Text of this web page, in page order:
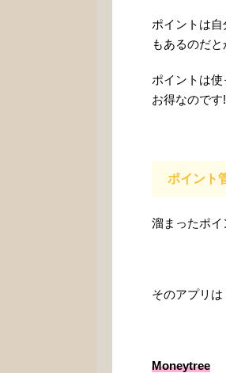
ポイントは
もあるのだと
ポイントは
お得なのです!
ポイント
溜まったポ
そのアプリは
Moneytree